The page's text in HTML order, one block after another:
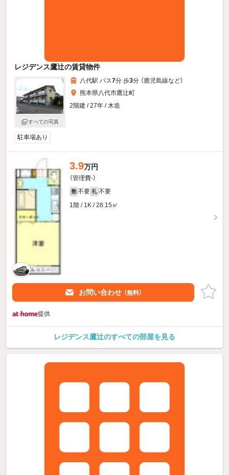
レジデンス鷹辻の賃貸物件
すべての写真
八代駅 バス7分 歩3分 （鹿児島線など）
熊本県八代市鷹辻町
2階建 / 27年 / 木造
駐車場あり
3.9万円
（管理費-）
敷 不要 礼 不要
1階 / 1K / 28.15㎡
お問い合わせ （無料）
提供
レジデンス鷹辻のすべての部屋を見る